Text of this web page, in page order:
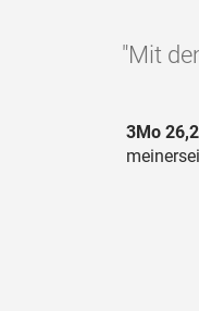
"Mit
3Mo